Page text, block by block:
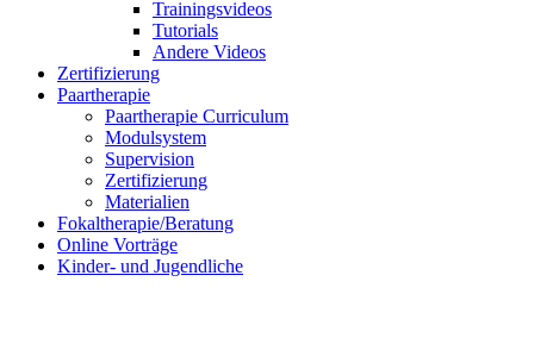
Trainingsvideos
Tutorials
Andere Videos
Zertifizierung
Paartherapie
Paartherapie Curriculum
Modulsystem
Supervision
Zertifizierung
Materialien
Fokaltherapie/Beratung
Online Vorträge
Kinder- und Jugendliche